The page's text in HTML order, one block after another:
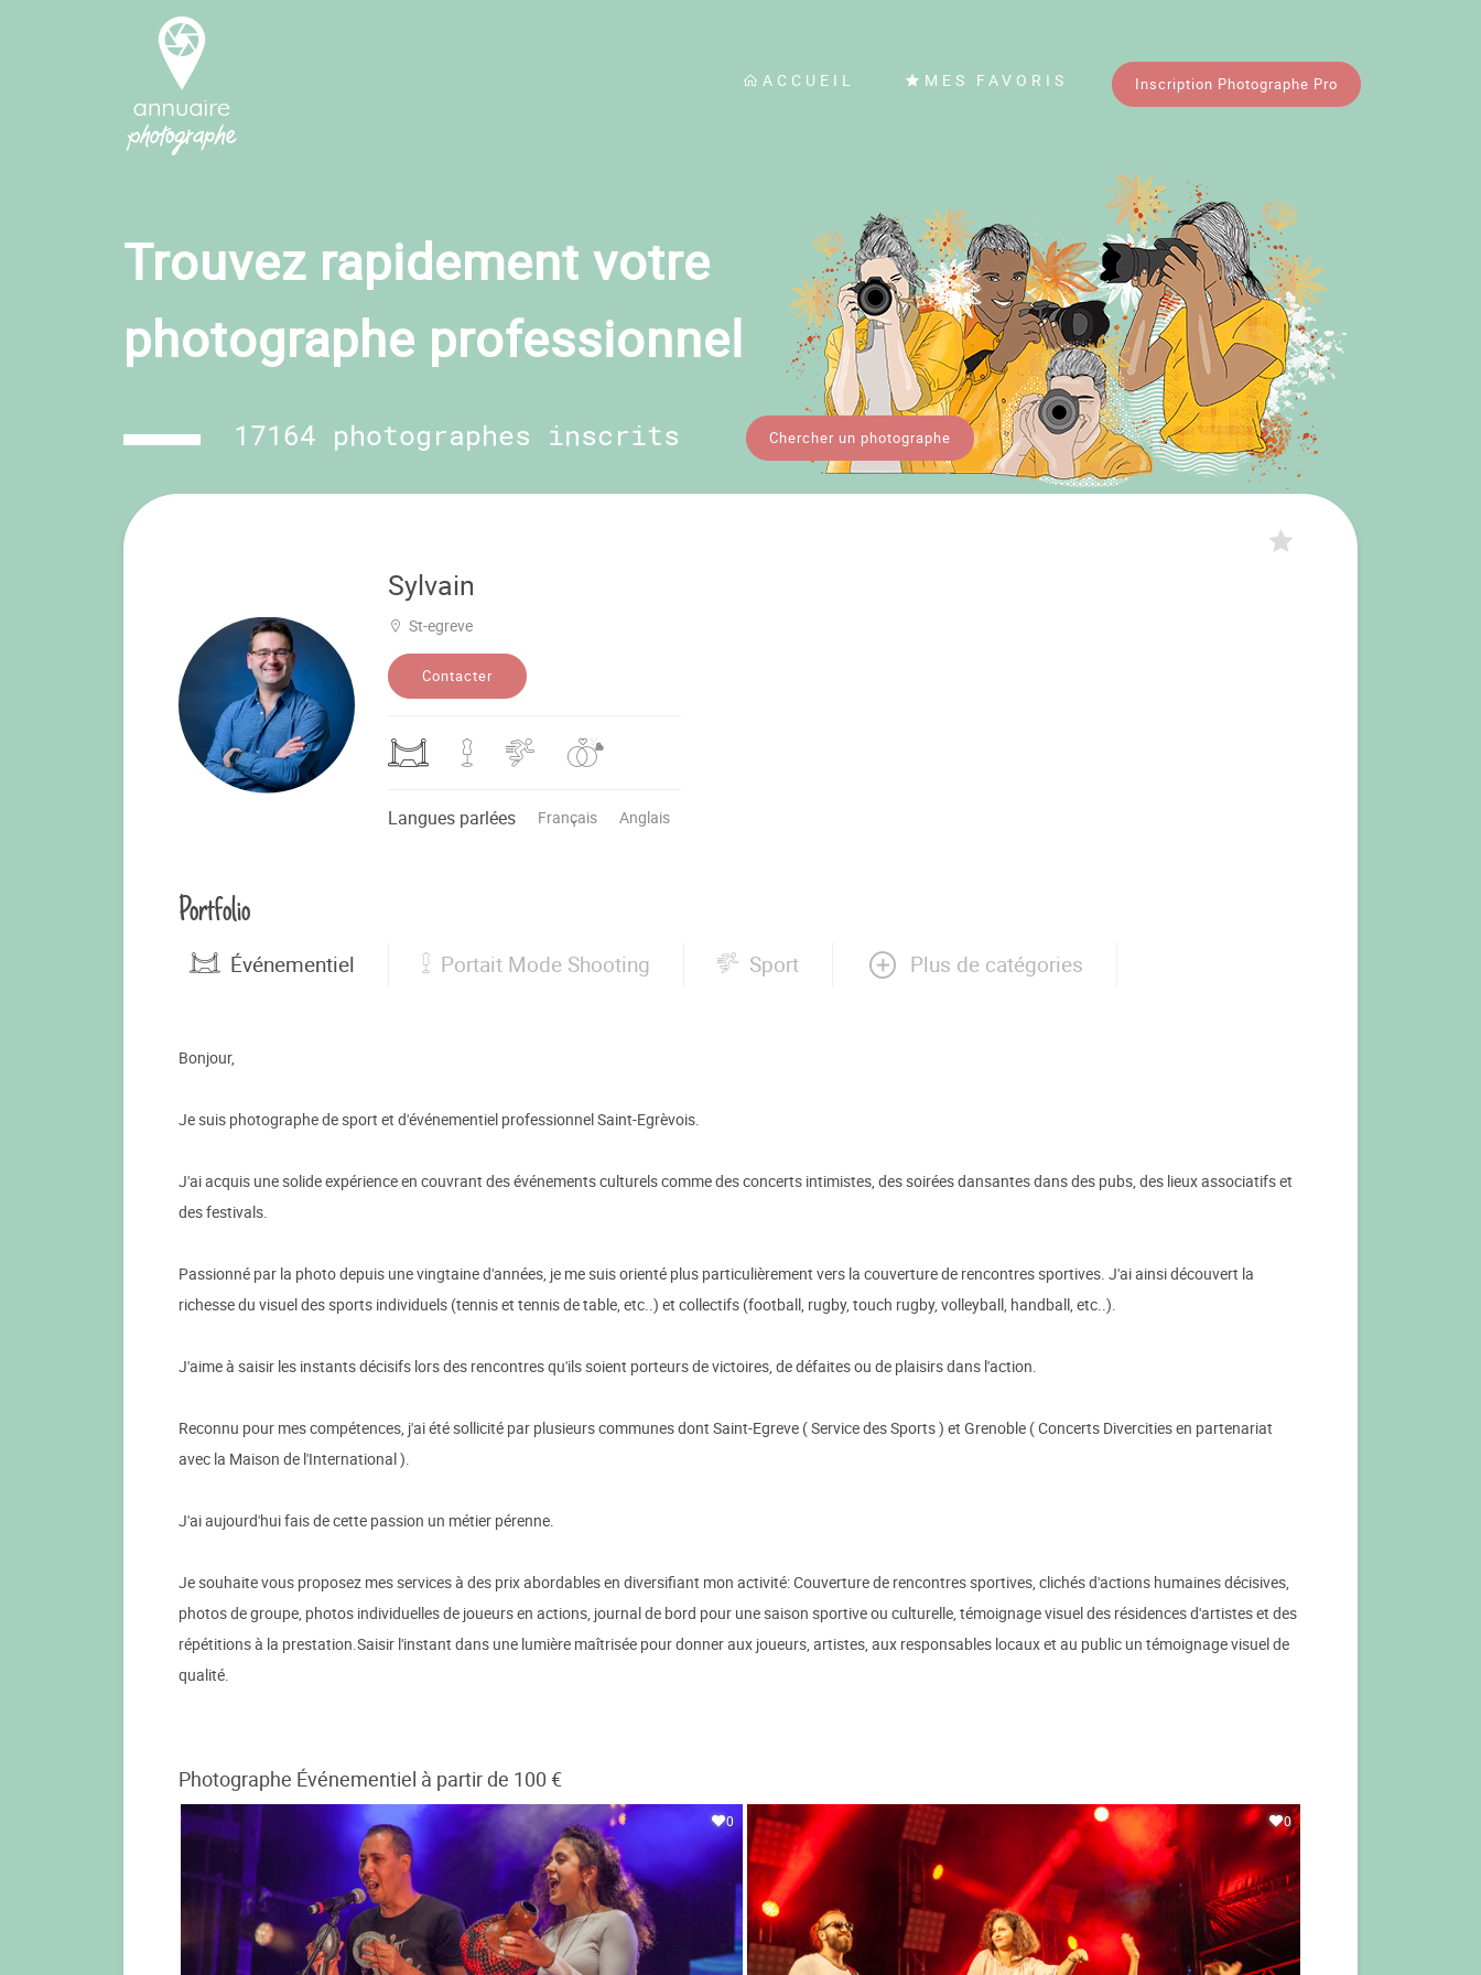
ACCUEIL MES FAVORIS Inscription Photographe Pro
Trouvez rapidement votre
photographe professionnel
17164 photographes inscrits Chercher un photographe
Sylvain
St-egreve
Contacter
Langues parlées Français Anglais
Portfolio
Événementiel Portait Mode Shooting Sport Plus de catégories
Bonjour,
Je suis photographe de sport et d'événementiel professionnel Saint-Egrèvois.
J'ai acquis une solide expérience en couvrant des événements culturels comme des concerts intimistes, des soirées dansantes dans des pubs, des lieux associatifs et
des festivals.
Passionné par la photo depuis une vingtaine d'années, je me suis orienté plus particulièrement vers la couverture de rencontres sportives. J'ai ainsi découvert la
richesse du visuel des sports individuels (tennis et tennis de table, etc..) et collectifs (football, rugby, touch rugby, volleyball, handball, etc..).
J'aime à saisir les instants décisifs lors des rencontres qu'ils soient porteurs de victoires, de défaites ou de plaisirs dans l'action.
Reconnu pour mes compétences, j'ai été sollicité par plusieurs communes dont Saint-Egreve ( Service des Sports ) et Grenoble ( Concerts Divercities en partenariat
avec la Maison de l'International ).
J'ai aujourd'hui fais de cette passion un métier pérenne.
Je souhaite vous proposez mes services à des prix abordables en diversifiant mon activité: Couverture de rencontres sportives, clichés d'actions humaines décisives,
photos de groupe, photos individuelles de joueurs en actions, journal de bord pour une saison sportive ou culturelle, témoignage visuel des résidences d'artistes et des
répétitions à la prestation.Saisir l'instant dans une lumière maîtrisée pour donner aux joueurs, artistes, aux responsables locaux et au public un témoignage visuel de
qualité.
Photographe Événementiel à partir de 100 €
0 0